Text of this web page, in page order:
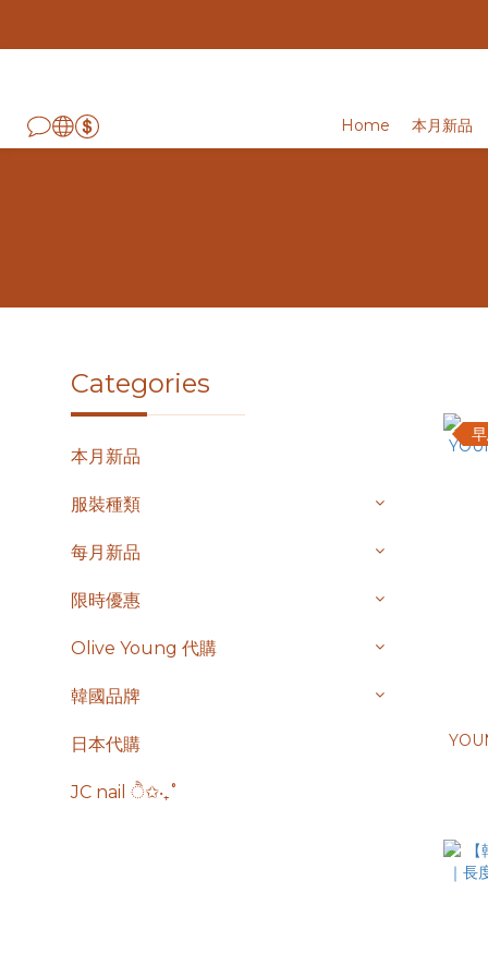
Home 本月新品
Categories
本月新品
服裝種類
每月新品
限時優惠
Olive Young 代購
韓國品牌
日本代購
JC nail ੈ✩‧₊˚